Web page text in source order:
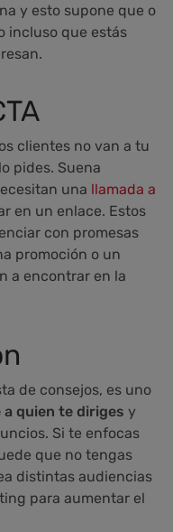
y esto supone que o
incluso que estás
clientes no van a tu
pides. Suena
una llamada a
en un enlace. Estos
con promesas
promoción o un
a encontrar en la
de consejos, es uno
quien te diriges y
Si te enfocas
que no tengas
distintas audiencias
para aumentar el